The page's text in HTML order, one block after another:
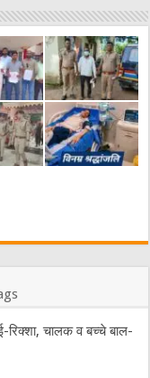
रिक्शा, चालक व बच्चे बाल-